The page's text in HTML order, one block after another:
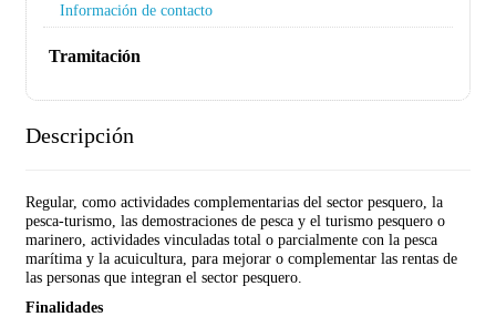
Información de contacto
Tramitación
Descripción
Regular, como actividades complementarias del sector pesquero, la
pesca-turismo, las demostraciones de pesca y el turismo pesquero o
marinero, actividades vinculadas total o parcialmente con la pesca
marítima y la acuicultura, para mejorar o complementar las rentas de
las personas que integran el sector pesquero.
Finalidades